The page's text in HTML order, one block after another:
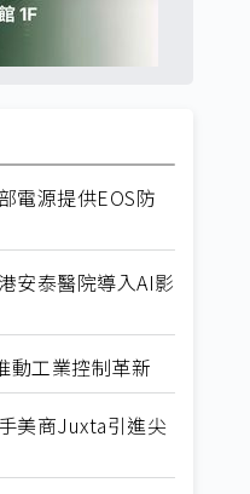
電源提供EOS防
安泰醫院導入AI影
動工業控制革新
美商Juxta引進尖